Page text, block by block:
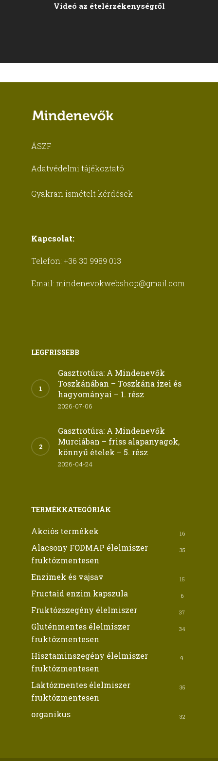
Videó az ételérzékenységről
ÁSZF
Adatvédelmi tájékoztató
Gyakran ismételt kérdések
Kapcsolat:
Telefon: +36 30 9989 013
Email: mindenevokwebshop@gmail.com
LEGFRISSEBB
Gasztrotúra: A Mindenevők
Toszkánában – Toszkána ízei és
hagyományai – 1. rész
2026-07-06
Gasztrotúra: A Mindenevők
Murciában – friss alapanyagok,
könnyű ételek – 5. rész
2026-04-24
TERMÉKKATEGÓRIÁK
Akciós termékek 16
Alacsony FODMAP élelmiszer
fruktózmentesen
35
Enzimek és vajsav 15
Fructaid enzim kapszula 6
Fruktózszegény élelmiszer 37
Gluténmentes élelmiszer
fruktózmentesen
34
Hisztaminszegény élelmiszer
fruktózmentesen
9
Laktózmentes élelmiszer
fruktózmentesen
35
organikus 32